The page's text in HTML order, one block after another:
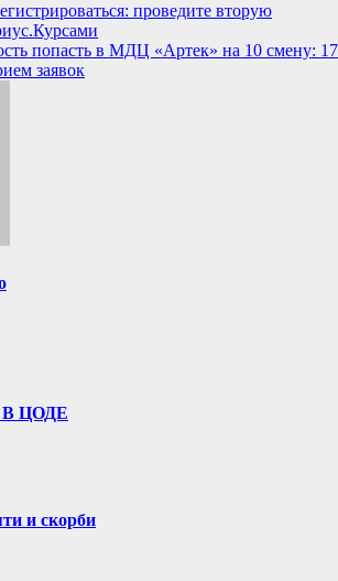
проведите вторую
попасть в МДЦ «Артек» на 10 смену: 17
заявок
ЦОДЕ
и скорби